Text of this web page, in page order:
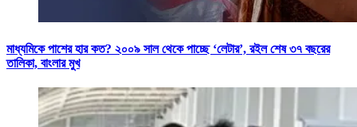
মাধ্যমিকে পাশের হার কত? ২০০৯ সাল থেকে পাচ্ছে ‘লেটার’, রইল শেষ ৩৭ বছরের
তালিকা, বাংলার মুখ